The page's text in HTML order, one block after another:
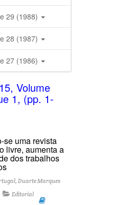
29 (1988)
28 (1987)
27 (1986)
Volume
1, (pp. 1-
se uma revista
livre, aumenta a
dos trabalhos
Duarte Marques
Editorial